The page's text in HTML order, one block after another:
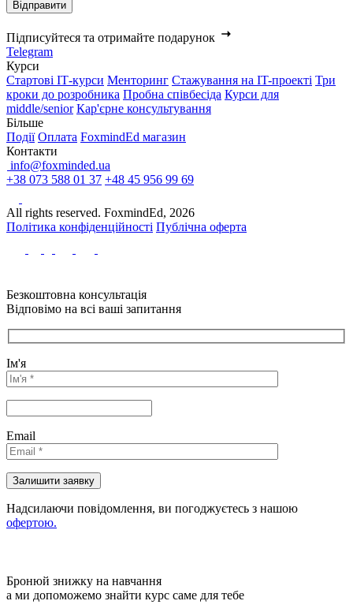
Підписуйтеся та отримайте подарунок
Telegram
Курси
Стартові IТ-курси Менторинг Стажування на IT-проекті Три
кроки до розробника Пробна співбесіда Курси для
middle/senior Кар'єрне консультування
Більше
Події Оплата FoxmindEd магазин
Контакти
info@foxminded.ua
+38 073 588 01 37 +48 45 956 99 69
All rights reserved. FoxmindEd, 2026
Політика конфіденційності Публічна оферта
Безкоштовна консультація
Відповімо на всі ваші запитання
Ім'я
Email
Надсилаючи повідомлення, ви погоджуєтесь з нашою
офертою.
Бронюй знижку на навчання
а ми допоможемо знайти курс саме для тебе